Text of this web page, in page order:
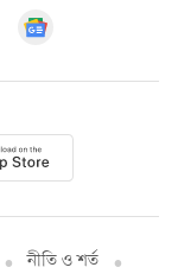
নীতি ও শর্ত